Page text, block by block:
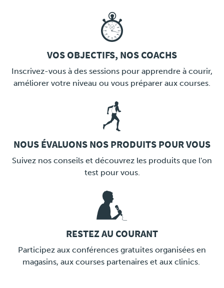
VOS OBJECTIFS, NOS COACHS
Inscrivez-vous à des sessions pour apprendre à courir,
améliorer votre niveau ou vous préparer aux courses.
LINK
NOUS ÉVALUONS NOS PRODUITS POUR VOUS
Suivez nos conseils et découvrez les produits que l'on
test pour vous.
RESTEZ AU COURANT
Participez aux conférences gratuites organisées en
magasins, aux courses partenaires et aux clinics.